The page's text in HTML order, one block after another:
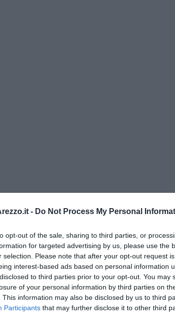
- Do Not Process My Personal
opt-out of the sale, sharing to third parties, or
for targeted advertising by us, please use the
selection. Please note that after your opt-out request
interest-based ads based on personal information
to third parties prior to your opt-out. You may
of your personal information by third parties on
This information may also be disclosed by us to third
Participants that may further disclose it to other third